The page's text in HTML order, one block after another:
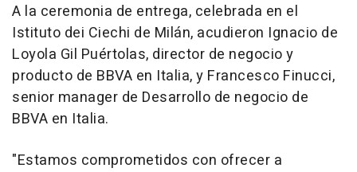
A la ceremonia de entrega, celebrada en el
Istituto dei Ciechi de Milán, acudieron Ignacio de
Loyola Gil Puértolas, director de negocio y
producto de BBVA en Italia, y Francesco Finucci,
senior manager de Desarrollo de negocio de
BBVA en Italia.
"Estamos comprometidos con ofrecer a